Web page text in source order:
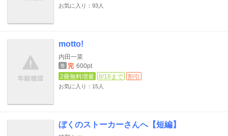
お気に入り：93人
motto!
内田一菜
巻 完 600pt
2冊無料増量
8/16まで 割引
お気に入り：15人
ぼくのストーカーさんへ【短編】